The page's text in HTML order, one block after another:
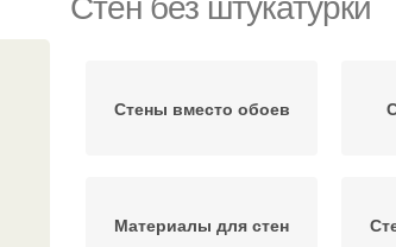
Стен без штукатурки
Стены вместо обоев
Материалы для стен